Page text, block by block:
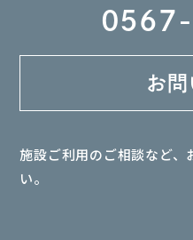
お
施設ご利用のご相談など、
い。